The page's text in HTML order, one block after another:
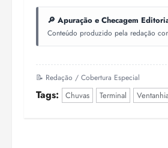
🔎 Apuração e Checagem
Conteúdo produzido pela redação
📝 Redação / Cobertura Especial
Tags: Chuvas Terminal